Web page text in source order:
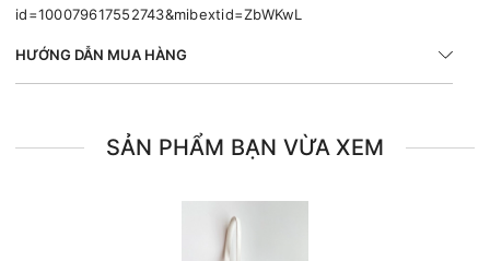
id=100079617552743&mibextid=ZbWKwL
HƯỚNG DẪN MUA HÀNG
SẢN PHẨM BẠN VỪA XEM